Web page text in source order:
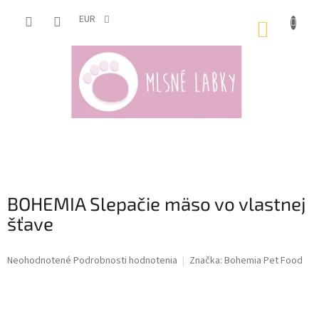
EUR
BOHEMIA Slepačie mäso vo vlastnej
šťave
Priemerné
Neohodnotené Podrobnosti hodnotenia Značka: Bohemia Pet Food